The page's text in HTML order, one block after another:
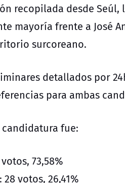
recopilada desde Seúl,
mayoría frente a José
surcoreano.
detallados por
para ambas
fue:
73,58%
votos, 26,41%